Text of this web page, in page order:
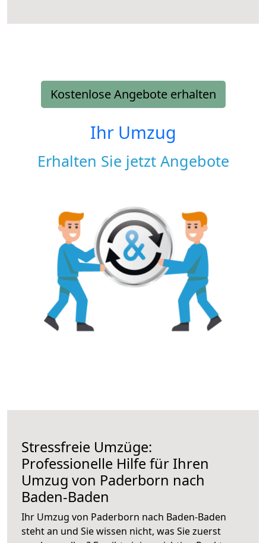
Kostenlose Angebote erhalten
Ihr Umzug
Erhalten Sie jetzt Angebote
Stressfreie Umzüge:
Professionelle Hilfe für Ihren
Umzug von Paderborn nach
Baden-Baden
Ihr Umzug von Paderborn nach Baden-Baden
steht an und Sie wissen nicht, was Sie zuerst